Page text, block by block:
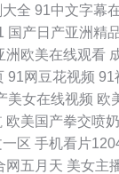
电影 日本女优婷婷
肏 亚洲激情性爱 欧
新地址 欧亚色图 丁香
欧美TV 成人午夜剧场
全 91中文字幕
国产日产亚洲精
洲欧美在线观看
91网豆花视频 91
美女在线视频 欧
欧美国产拳交喷奶
区 手机看片
网五月天 美女主